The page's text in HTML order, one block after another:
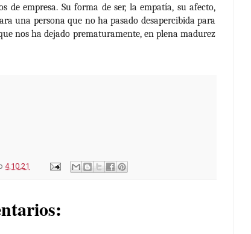
de empresa. Su forma de ser, la empatía, su afecto,
una persona que no ha pasado desapercibida para
nos ha dejado prematuramente, en plena madurez
4.10.21